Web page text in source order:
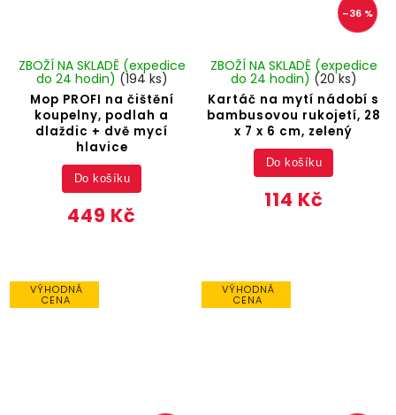
Mop PROFI na čištění
koupelny, podlah a
dlaždic + dvě mycí
hlavice
ZBOŽÍ NA SKLADĚ (expedice
do 24 hodin) (194 ks)
449 Kč
Do košíku
–36 %
Kartáč na mytí nádobí s
bambusovou rukojetí, 28
x 7 x 6 cm, zelený
ZBOŽÍ NA SKLADĚ (expedice
do 24 hodin) (20 ks)
114 Kč
Do košíku
VÝHODNÁ
CENA
VÝHODNÁ
CENA